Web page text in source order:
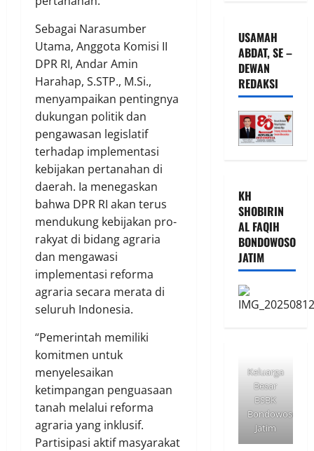
Sebagai Narasumber
Utama, Anggota Komisi II
DPR RI, Andar Amin
Harahap, S.STP., M.Si.,
menyampaikan pentingnya
dukungan politik dan
pengawasan legislatif
terhadap implementasi
kebijakan pertanahan di
daerah. Ia menegaskan
bahwa DPR RI akan terus
mendukung kebijakan pro-
rakyat di bidang agraria
dan mengawasi
implementasi reforma
agraria secara merata di
seluruh Indonesia.
“Pemerintah memiliki
komitmen untuk
menyelesaikan
ketimpangan penguasaan
tanah melalui reforma
agraria yang inklusif.
Partisipasi aktif masyarakat
USAMAH
ABDAT, SE –
DEWAN
REDAKSI
KH
SHOBIRIN
AL FAQIH
BONDOWOSO
JATIM
Keluarga
Besar
BSBK
Bondowoso
Jatim